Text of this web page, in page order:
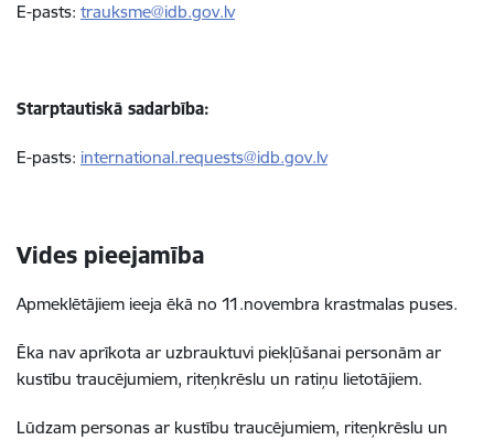
E-pasts: trauksme@idb.gov.lv
Starptautiskā sadarbība:
E-pasts: international.requests@idb.gov.lv
Vides pieejamība
Apmeklētājiem ieeja ēkā no 11.novembra krastmalas puses.
Ēka nav aprīkota ar uzbrauktuvi piekļūšanai personām ar
kustību traucējumiem, riteņkrēslu un ratiņu lietotājiem.
Lūdzam personas ar kustību traucējumiem, riteņkrēslu un